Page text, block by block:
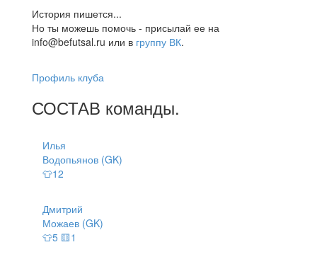
История пишется...
Но ты можешь помочь - присылай ее на
info@befutsal.ru или в группу ВК.
Профиль клуба
СОСТАВ команды.
Илья
Водопьянов (GK)
👕12
Дмитрий
Можаев (GK)
👕5 🟨1